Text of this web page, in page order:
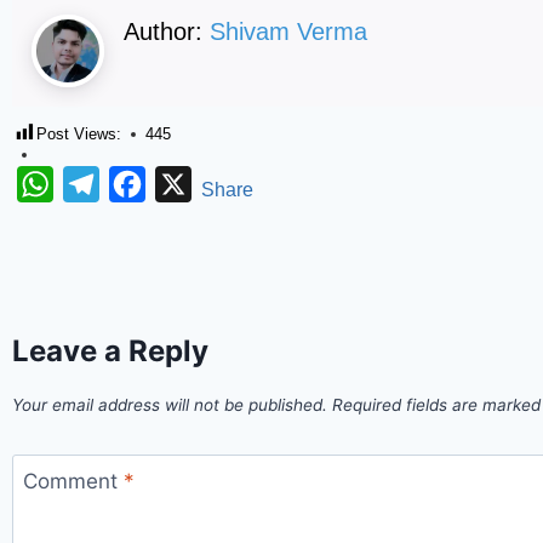
Author: Shivam Verma
Post Views: 445
WhatsAppTelegramFacebook
XShare
Leave a Reply
Your email address will not be published. Required fields are
Comment *